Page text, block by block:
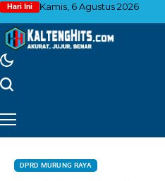
Hari Ini Kamis, 6 Agustus 2026
DPRD MURUNG RAYA